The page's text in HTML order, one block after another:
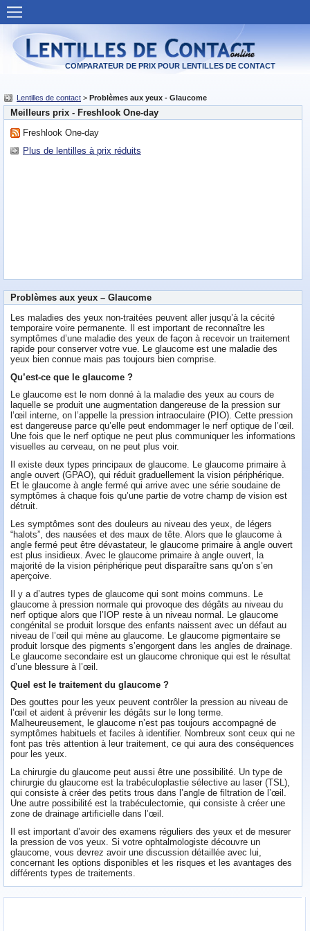
Lentilles de contact
Offres pour des lentilles
Les lentilles populaires
Types de lentilles
Chirurgie des yeux
COMPARATEUR DE PRIX POUR LENTILLES DE CONTACT
Lentilles de contact > Problèmes aux yeux - Glaucome
Meilleurs prix - Freshlook One-day
Freshlook One-day
Plus de lentilles à prix réduits
Problèmes aux yeux – Glaucome
Les maladies des yeux non-traitées peuvent aller jusqu’à la cécité
temporaire voire permanente. Il est important de reconnaître les
symptômes d’une maladie des yeux de façon à recevoir un traitement
rapide pour conserver votre vue. Le glaucome est une maladie des
yeux bien connue mais pas toujours bien comprise.
Qu’est-ce que le glaucome ?
Le glaucome est le nom donné à la maladie des yeux au cours de
laquelle se produit une augmentation dangereuse de la pression sur
l’œil interne, on l’appelle la pression intraoculaire (PIO). Cette pression
est dangereuse parce qu’elle peut endommager le nerf optique de l’œil.
Une fois que le nerf optique ne peut plus communiquer les informations
visuelles au cerveau, on ne peut plus voir.
Il existe deux types principaux de glaucome. Le glaucome primaire à
angle ouvert (GPAO), qui réduit graduellement la vision périphérique.
Et le glaucome à angle fermé qui arrive avec une série soudaine de
symptômes à chaque fois qu’une partie de votre champ de vision est
détruit.
Les symptômes sont des douleurs au niveau des yeux, de légers
“halots”, des nausées et des maux de tête. Alors que le glaucome à
angle fermé peut être dévastateur, le glaucome primaire à angle ouvert
est plus insidieux. Avec le glaucome primaire à angle ouvert, la
majorité de la vision périphérique peut disparaître sans qu’on s’en
aperçoive.
Il y a d’autres types de glaucome qui sont moins communs. Le
glaucome à pression normale qui provoque des dégâts au niveau du
nerf optique alors que l’IOP reste à un niveau normal. Le glaucome
congénital se produit lorsque des enfants naissent avec un défaut au
niveau de l’œil qui mène au glaucome. Le glaucome pigmentaire se
produit lorsque des pigments s’engorgent dans les angles de drainage.
Le glaucome secondaire est un glaucome chronique qui est le résultat
d’une blessure à l’œil.
Quel est le traitement du glaucome ?
Des gouttes pour les yeux peuvent contrôler la pression au niveau de
l’œil et aident à prévenir les dégâts sur le long terme.
Malheureusement, le glaucome n’est pas toujours accompagné de
symptômes habituels et faciles à identifier. Nombreux sont ceux qui ne
font pas très attention à leur traitement, ce qui aura des conséquences
pour les yeux.
La chirurgie du glaucome peut aussi être une possibilité. Un type de
chirurgie du glaucome est la trabéculoplastie sélective au laser (TSL),
qui consiste à créer des petits trous dans l’angle de filtration de l’œil.
Une autre possibilité est la trabéculectomie, qui consiste à créer une
zone de drainage artificielle dans l’œil.
Il est important d’avoir des examens réguliers des yeux et de mesurer
la pression de vos yeux. Si votre ophtalmologiste découvre un
glaucome, vous devrez avoir une discussion détaillée avec lui,
concernant les options disponibles et les risques et les avantages des
différents types de traitements.